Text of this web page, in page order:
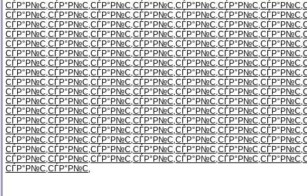
СЃР°Р№С‚СЃР°Р№С‚СЃР°Р№С‚СЃР°Р№С‚СЃР°Р№С‚СЃР°Р№С‚СЃР°Р№С‚
СЃР°Р№С‚СЃР°Р№С‚СЃР°Р№С‚СЃР°Р№С‚СЃР°Р№С‚СЃР°Р№С‚СЃР°Р№С‚
СЃР°Р№С‚СЃР°Р№С‚СЃР°Р№С‚СЃР°Р№С‚СЃР°Р№С‚СЃР°Р№С‚СЃР°Р№С‚
СЃР°Р№С‚СЃР°Р№С‚СЃР°Р№С‚СЃР°Р№С‚СЃР°Р№С‚СЃР°Р№С‚СЃР°Р№С‚
СЃР°Р№С‚СЃР°Р№С‚СЃР°Р№С‚СЃР°Р№С‚СЃР°Р№С‚СЃР°Р№С‚СЃР°Р№С‚
СЃР°Р№С‚СЃР°Р№С‚СЃР°Р№С‚СЃР°Р№С‚СЃР°Р№С‚СЃР°Р№С‚СЃР°Р№С‚
СЃР°Р№С‚СЃР°Р№С‚СЃР°Р№С‚СЃР°Р№С‚СЃР°Р№С‚СЃР°Р№С‚СЃР°Р№С‚
СЃР°Р№С‚СЃР°Р№С‚СЃР°Р№С‚СЃР°Р№С‚СЃР°Р№С‚СЃР°Р№С‚СЃР°Р№С‚
СЃР°Р№С‚СЃР°Р№С‚СЃР°Р№С‚СЃР°Р№С‚СЃР°Р№С‚СЃР°Р№С‚СЃР°Р№С‚
СЃР°Р№С‚СЃР°Р№С‚СЃР°Р№С‚СЃР°Р№С‚СЃР°Р№С‚СЃР°Р№С‚СЃР°Р№С‚
СЃР°Р№С‚СЃР°Р№С‚СЃР°Р№С‚СЃР°Р№С‚СЃР°Р№С‚СЃР°Р№С‚СЃР°Р№С‚
СЃР°Р№С‚СЃР°Р№С‚СЃР°Р№С‚СЃР°Р№С‚СЃР°Р№С‚СЃР°Р№С‚СЃР°Р№С‚
СЃР°Р№С‚СЃР°Р№С‚СЃР°Р№С‚СЃР°Р№С‚СЃР°Р№С‚СЃР°Р№С‚СЃР°Р№С‚
СЃР°Р№С‚СЃР°Р№С‚СЃР°Р№С‚СЃР°Р№С‚СЃР°Р№С‚СЃР°Р№С‚СЃР°Р№С‚
СЃР°Р№С‚СЃР°Р№С‚СЃР°Р№С‚СЃР°Р№С‚СЃР°Р№С‚СЃР°Р№С‚СЃР°Р№С‚
СЃР°Р№С‚СЃР°Р№С‚СЃР°Р№С‚СЃР°Р№С‚СЃР°Р№С‚СЃР°Р№С‚СЃР°Р№С‚
СЃР°Р№С‚СЃР°Р№С‚СЃР°Р№С‚СЃР°Р№С‚СЃР°Р№С‚СЃР°Р№С‚СЃР°Р№С‚
СЃР°Р№С‚СЃР°Р№С‚